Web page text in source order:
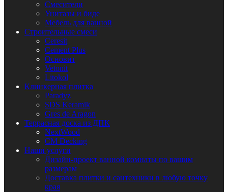
Смесители
Унитазы и биде
Мебель для ванной
Строительные смеси
Ceresit
Cement Plus
Основит
Vetonit
Litokol
Клинкерная плитка
Paradyz
SDS Keramik
Gres de Aragon
Террасная доска из ДПК
NextWood
CM Decking
Наши услуги
Дизайн-проект ванной комнаты по вашим
размерам
Доставка плитки и сантехники в любую точку
края